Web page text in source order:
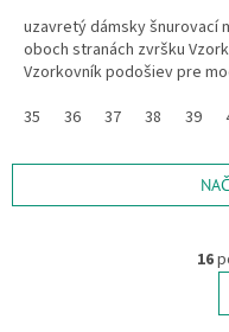
uzavretý dámsky šnurovací
oboch stranách zvršku
Vzorkovník podošiev pre
35
36 37 38 39
16